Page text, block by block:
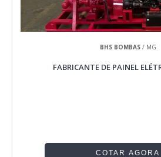
BHS BOMBAS/ MG
FABRICANTE DE PAINEL
COTAR AGORA